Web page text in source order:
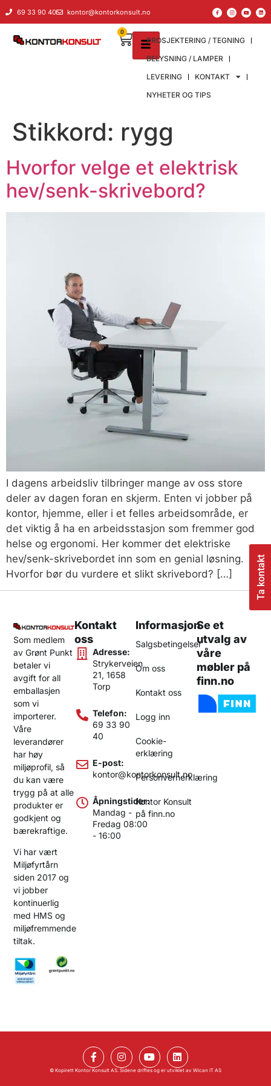
innholdet
69 33 90 40 kontor@kontorkonsult.no
PROSJEKTERING / TEGNING
BELYSNING / LAMPER
LEVERING
KONTAKT
NYHETER OG TIPS
0
Ta kontakt
Stikkord: rygg
Hvorfor velge et elektrisk
hev/senk-skrivebord?
I dagens arbeidsliv tilbringer mange av oss store
deler av dagen foran en skjerm. Enten vi jobber på
kontor, hjemme, eller i et felles arbeidsområde, er
det viktig å ha en arbeidsstasjon som fremmer god
helse og ergonomi. Her kommer det elektriske
hev/senk-skrivebordet inn som en genial løsning.
Hvorfor bør du vurdere et slikt skrivebord? […]
Som medlem
av Grønt Punkt
betaler vi
avgift for all
emballasjen
som vi
importerer.
Våre
leverandører
har høy
miljøprofil, så
du kan være
trygg på at alle
produkter er
godkjent og
bærekraftige.
Vi har vært
Miljøfyrtårn
siden 2017 og
vi jobber
kontinuerlig
med HMS og
miljøfremmende
tiltak.
Kontakt
oss
Adresse:
Strykerveien
21, 1658
Torp
Telefon:
69 33 90
40
E-post:
kontor@kontorkonsult.no
Åpningstider:
Mandag -
Fredag 08:00
- 16:00
Informasjon
Salgsbetingelser
Om oss
Kontakt oss
Logg inn
Cookie-
erklæring
Personvernerklæring
Kontor Konsult
på finn.no
Se et
utvalg av
våre
møbler på
finn.no
© Kopirett Kontor Konsult AS. Sidene driftes og er utviklet av Wican IT AS